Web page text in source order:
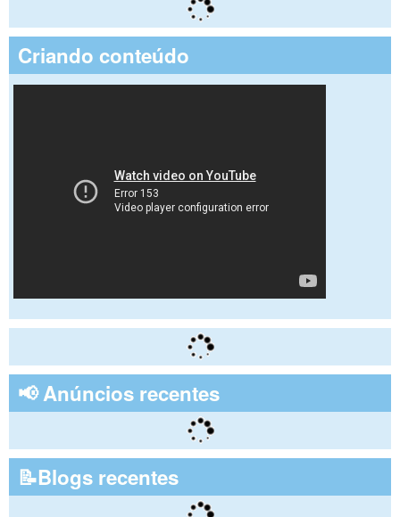
Criando conteúdo
📢 Anúncios recentes
📝Blogs recentes